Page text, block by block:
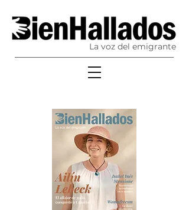
La voz del emigrante